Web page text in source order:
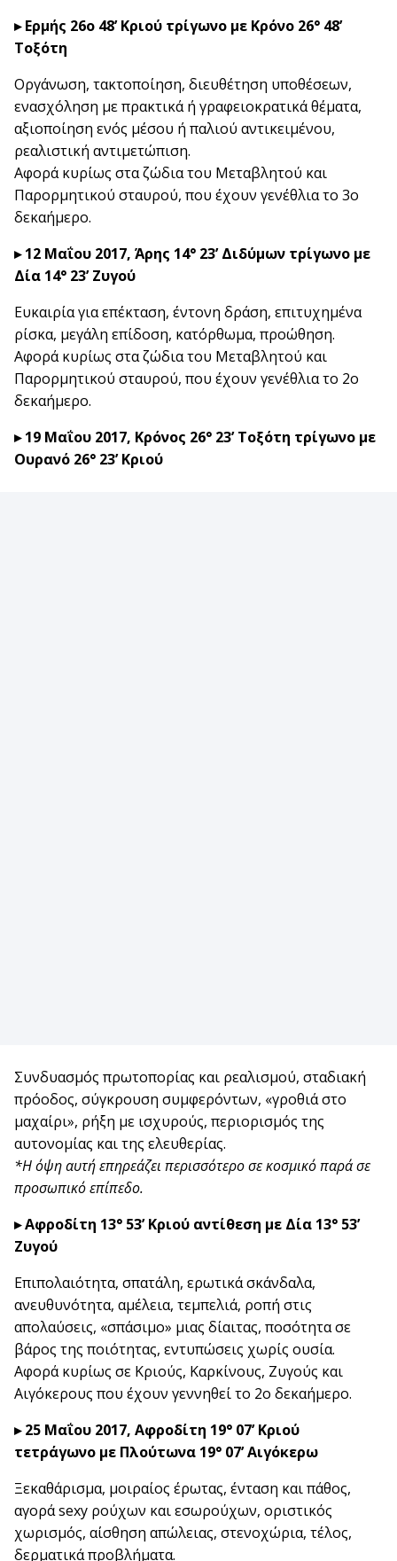
▸ Ερμής 26ο 48’ Κριού τρίγωνο με Κρόνο 26° 48’
Τοξότη
Οργάνωση, τακτοποίηση, διευθέτηση υποθέσεων,
ενασχόληση με πρακτικά ή γραφειοκρατικά θέματα,
αξιοποίηση ενός μέσου ή παλιού αντικειμένου,
ρεαλιστική αντιμετώπιση.
Αφορά κυρίως στα ζώδια του Μεταβλητού και
Παρορμητικού σταυρού, που έχουν γενέθλια το 3ο
δεκαήμερο.
▸ 12 Μαΐου 2017, Άρης 14° 23’ Διδύμων τρίγωνο με
Δία 14° 23’ Ζυγού
Ευκαιρία για επέκταση, έντονη δράση, επιτυχημένα
ρίσκα, μεγάλη επίδοση, κατόρθωμα, προώθηση.
Αφορά κυρίως στα ζώδια του Μεταβλητού και
Παρορμητικού σταυρού, που έχουν γενέθλια το 2ο
δεκαήμερο.
▸ 19 Μαΐου 2017, Κρόνος 26° 23’ Τοξότη τρίγωνο με
Ουρανό 26° 23’ Κριού
Συνδυασμός πρωτοπορίας και ρεαλισμού, σταδιακή
πρόοδος, σύγκρουση συμφερόντων, «γροθιά στο
μαχαίρι», ρήξη με ισχυρούς, περιορισμός της
αυτονομίας και της ελευθερίας.
*Η όψη αυτή επηρεάζει περισσότερο σε κοσμικό παρά σε
προσωπικό επίπεδο.
▸ Αφροδίτη 13° 53’ Κριού αντίθεση με Δία 13° 53’
Ζυγού
Επιπολαιότητα, σπατάλη, ερωτικά σκάνδαλα,
ανευθυνότητα, αμέλεια, τεμπελιά, ροπή στις
απολαύσεις, «σπάσιμο» μιας δίαιτας, ποσότητα σε
βάρος της ποιότητας, εντυπώσεις χωρίς ουσία.
Αφορά κυρίως σε Κριούς, Καρκίνους, Ζυγούς και
Αιγόκερους που έχουν γεννηθεί το 2ο δεκαήμερο.
▸ 25 Μαΐου 2017, Αφροδίτη 19° 07’ Κριού
τετράγωνο με Πλούτωνα 19° 07’ Αιγόκερω
Ξεκαθάρισμα, μοιραίος έρωτας, ένταση και πάθος,
αγορά sexy ρούχων και εσωρούχων, οριστικός
χωρισμός, αίσθηση απώλειας, στενοχώρια, τέλος,
δερματικά προβλήματα.